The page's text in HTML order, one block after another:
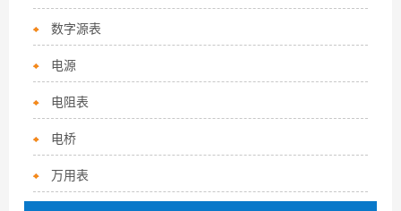
数字源表
电源
电阻表
电桥
万用表